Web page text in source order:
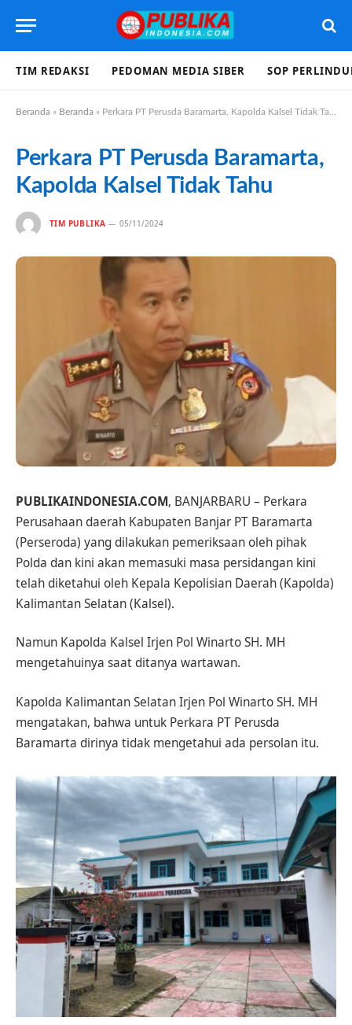
TIM REDAKSI PEDOMAN MEDIA SIBER SOP
Beranda » Beranda » Perkara PT Perusda Baramarta, Kapolda Kalsel Tidak Tahu
Perkara PT Perusda Baramarta,
Kapolda Kalsel Tidak Tahu
TIM PUBLIKA 05/11/2024
PUBLIKAINDONESIA.COM, BANJARBARU – Perkara
Perusahaan daerah Kabupaten Banjar PT Baramarta
(Perseroda) yang dilakukan pemeriksaan oleh pihak
Polda dan kini akan memasuki masa persidangan kini
telah diketahui oleh Kepala Kepolisian Daerah (Kapolda)
Kalimantan Selatan (Kalsel).
Namun Kapolda Kalsel Irjen Pol Winarto SH. MH
mengetahuinya saat ditanya wartawan.
Kapolda Kalimantan Selatan Irjen Pol Winarto SH. MH
mengatakan, bahwa untuk Perkara PT Perusda
Baramarta dirinya tidak mengetahui ada persolan itu.